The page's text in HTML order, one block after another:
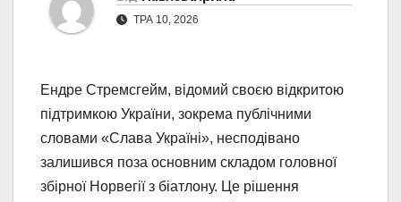
ТРА 10, 2026
Ендре Стремсгейм, відомий своєю відкритою
підтримкою України, зокрема публічними
словами «Слава Україні», несподівано
залишився поза основним складом головної
збірної Норвегії з біатлону. Це рішення